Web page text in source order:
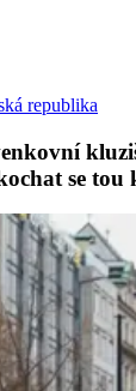
republika
se tou